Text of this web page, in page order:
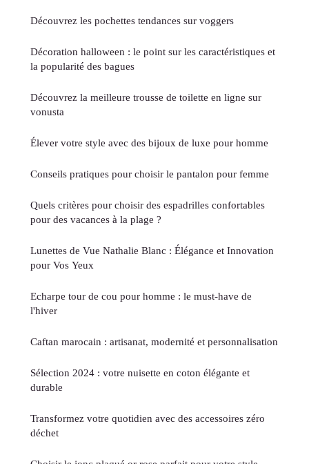
Découvrez les pochettes tendances sur voggers
Décoration halloween : le point sur les caractéristiques et
la popularité des bagues
Découvrez la meilleure trousse de toilette en ligne sur
vonusta
Élever votre style avec des bijoux de luxe pour homme
Conseils pratiques pour choisir le pantalon pour femme
Quels critères pour choisir des espadrilles confortables
pour des vacances à la plage ?
Lunettes de Vue Nathalie Blanc : Élégance et Innovation
pour Vos Yeux
Echarpe tour de cou pour homme : le must-have de
l'hiver
Caftan marocain : artisanat, modernité et personnalisation
Sélection 2024 : votre nuisette en coton élégante et
durable
Transformez votre quotidien avec des accessoires zéro
déchet